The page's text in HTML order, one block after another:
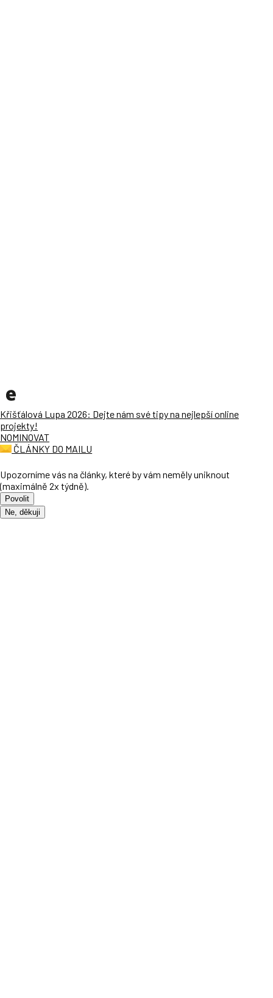
Křišťálová Lupa 2026: Dejte nám své tipy na nejlepší online
projekty!
NOMINOVAT
ČLÁNKY DO MAILU
Upozorníme vás na články, které by vám neměly uniknout
(maximálně 2x týdně).
Povolit
Ne, děkuji